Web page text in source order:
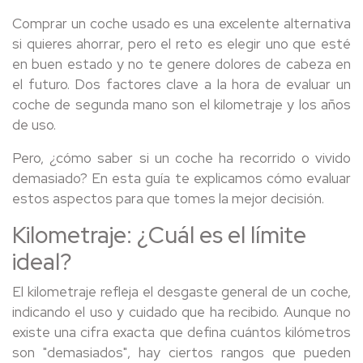
Comprar un coche usado es una excelente alternativa
si quieres ahorrar, pero el reto es elegir uno que esté
en buen estado y no te genere dolores de cabeza en
el futuro. Dos factores clave a la hora de evaluar un
coche de segunda mano son el kilometraje y los años
de uso.
Pero, ¿cómo saber si un coche ha recorrido o vivido
demasiado? En esta guía te explicamos cómo evaluar
estos aspectos para que tomes la mejor decisión.
Kilometraje: ¿Cuál es el límite
ideal?
El kilometraje refleja el desgaste general de un coche,
indicando el uso y cuidado que ha recibido. Aunque no
existe una cifra exacta que defina cuántos kilómetros
son "demasiados", hay ciertos rangos que pueden